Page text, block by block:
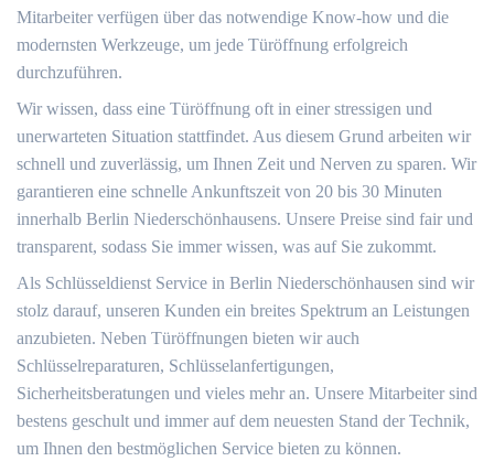
Mitarbeiter verfügen über das notwendige Know-how und die
modernsten Werkzeuge, um jede Türöffnung erfolgreich
durchzuführen.
Wir wissen, dass eine Türöffnung oft in einer stressigen und
unerwarteten Situation stattfindet. Aus diesem Grund arbeiten wir
schnell und zuverlässig, um Ihnen Zeit und Nerven zu sparen. Wir
garantieren eine schnelle Ankunftszeit von 20 bis 30 Minuten
innerhalb Berlin Niederschönhausens. Unsere Preise sind fair und
transparent, sodass Sie immer wissen, was auf Sie zukommt.
Als Schlüsseldienst Service in Berlin Niederschönhausen sind wir
stolz darauf, unseren Kunden ein breites Spektrum an Leistungen
anzubieten. Neben Türöffnungen bieten wir auch
Schlüsselreparaturen, Schlüsselanfertigungen,
Sicherheitsberatungen und vieles mehr an. Unsere Mitarbeiter sind
bestens geschult und immer auf dem neuesten Stand der Technik,
um Ihnen den bestmöglichen Service bieten zu können.